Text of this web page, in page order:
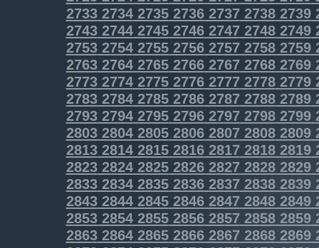
2733273427352736273727382739
2743274427452746274727482749
2753275427552756275727582759
2763276427652766276727682769
2773277427752776277727782779
2783278427852786278727882789
2793279427952796279727982799
2803280428052806280728082809
2813281428152816281728182819
2823282428252826282728282829
2833283428352836283728382839
2843284428452846284728482849
28532854285528562857 28582859
28632864286528662867 28682869